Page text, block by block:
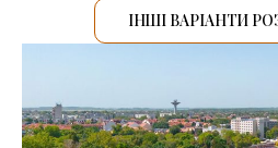
ІНШІ ВАРІАНТИ